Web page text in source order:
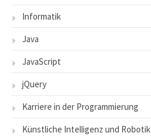
Informatik
Java
JavaScript
jQuery
Karriere in der Programmierung
Künstliche Intelligenz und Robotik